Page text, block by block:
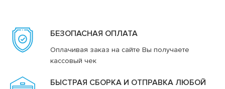
БЕЗОПАСНАЯ ОПЛАТА
Оплачивая заказ на сайте Вы получаете
кассовый чек
БЫСТРАЯ СБОРКА И ОТПРАВКА ЛЮБОЙ